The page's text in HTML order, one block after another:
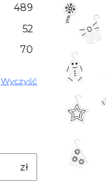
489
52
70
Wyczyść
zł